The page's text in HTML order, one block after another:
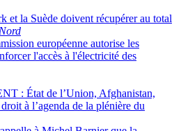
et la Suède doivent récupérer au total
européenne autorise les
l'accès à l'électricité des
: État de l’Union, Afghanistan,
droit à l’agenda de la plénière du